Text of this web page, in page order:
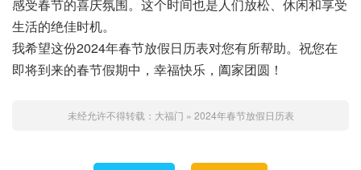
感受春节的喜庆氛围。这个时间也是人们放松、休闲和享受
生活的绝佳时机。
我希望这份2024年春节放假日历表对您有所帮助。祝您在
即将到来的春节假期中，幸福快乐，阖家团圆！
未经允许不得转载： 大福门 » 2024年春节放假日历表